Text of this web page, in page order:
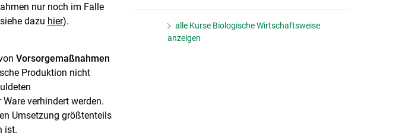
content
nur noch im Falle
dazu hier).
Vorsorgemaßnahmen
Produktion nicht
verhindert werden.
Umsetzung größtenteils
ist.
alle Kurse Biologische Wirtschaftsweise
anzeigen